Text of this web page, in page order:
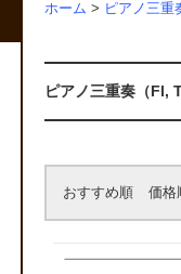
ホーム > ピアノ三重
ピアノ三重奏（Fl,
おすすめ順 価格